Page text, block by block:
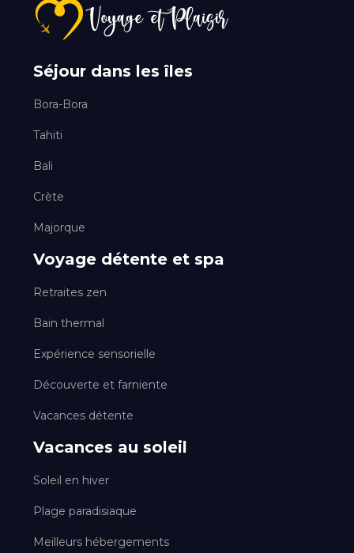
Séjour dans les îles
Bora-Bora
Tahiti
Bali
Crète
Majorque
Voyage détente et spa
Retraites zen
Bain thermal
Expérience sensorielle
Découverte et farniente
Vacances détente
Vacances au soleil
Soleil en hiver
Plage paradisiaque
Meilleurs hébergements